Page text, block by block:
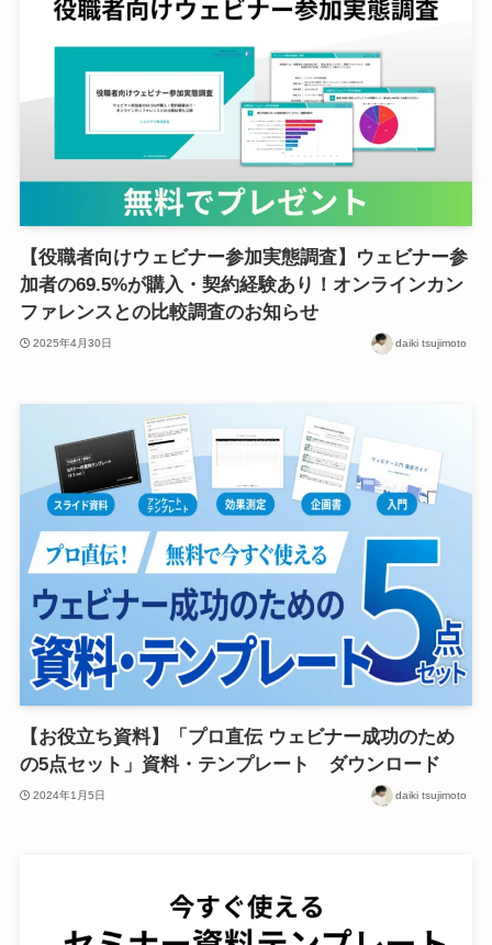
【役職者向けウェビナー参加実態調査】ウェビナー参
加者の69.5%が購入・契約経験あり！オンラインカン
ファレンスとの比較調査のお知らせ
2025年4月30日 daiki tsujimoto
【お役立ち資料】「プロ直伝 ウェビナー成功のため
の5点セット」資料・テンプレート ダウンロード
2024年1月5日 daiki tsujimoto